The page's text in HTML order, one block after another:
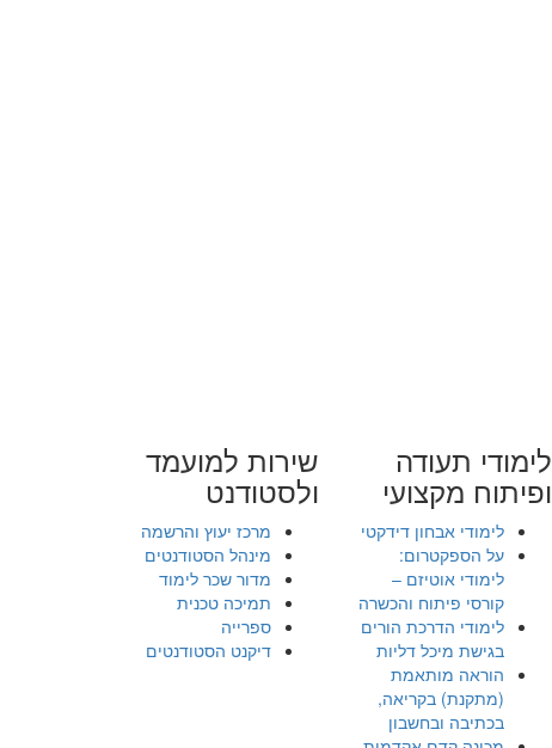
לימודי תעודה
ופיתוח מקצועי
לימודי אבחון דידקטי
על הספקטרום:
לימודי אוטיזם –
קורסי פיתוח והכשרה
לימודי הדרכת הורים
בגישת מיכל דליות
הוראה מותאמת
(מתקנת) בקריאה,
בכתיבה ובחשבון
שירות למועמד
ולסטודנט
מרכז יעוץ והרשמה
מינהל הסטודנטים
מדור שכר לימוד
תמיכה טכנית
ספרייה
דיקנט הסטודנטים